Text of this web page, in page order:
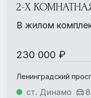
2-Х
В жилом
230 000 ₽
Ленинградский
ст. Динамо